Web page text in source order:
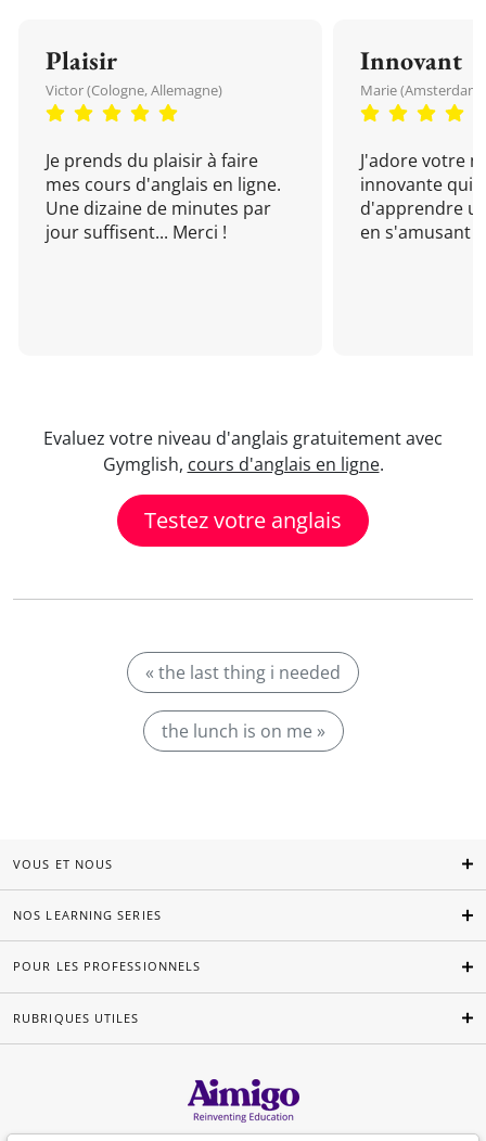
Plaisir
Victor (Cologne, Allemagne)
Je prends du plaisir à faire
mes cours d'anglais en ligne.
Une dizaine de minutes par
jour suffisent... Merci !
Innovant
Marie (Amsterdam,
J'adore votre
innovante qui
d'apprendre
en s'amusant !
Evaluez votre niveau d'anglais gratuitement avec
Gymglish, cours d'anglais en ligne.
Testez votre anglais
« the last thing i needed
the lunch is on me »
VOUS ET NOUS
NOS LEARNING SERIES
POUR LES PROFESSIONNELS
RUBRIQUES UTILES